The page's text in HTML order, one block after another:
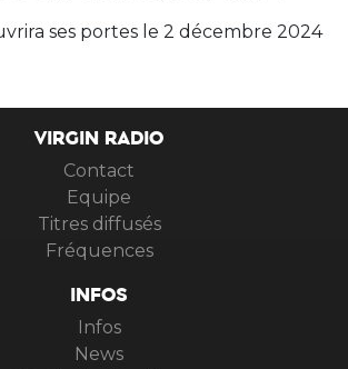
ses portes le 2 décembre 2024
VIRGIN RADIO
Contact
Equipe
Titres diffusés
Fréquences
INFOS
Infos
News